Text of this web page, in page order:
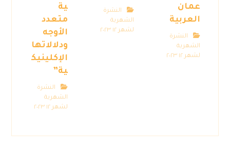
عمان
العربية
النشرة
الشهرية
لشهر ١٢ ٢٠٢٣
النشرة
الشهرية
لشهر ١٢ ٢٠٢٣
ية
متعدد
الأوجه
ودلالاتها
الإكلينيك
ية”
النشرة
الشهرية
لشهر ١٢ ٢٠٢٣